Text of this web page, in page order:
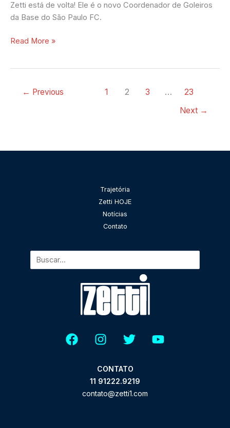
Zetti está de volta! Ele é o novo Coordenador de Goleiros
da Base do São Paulo FC.
Read More »
← Previous 1 2 3 …
23
Next →
Trajetória
Zetti HOJE
Notícias
Contato
Pesquisar
CONTATO
11 91222.9219
contato@zetti1.com